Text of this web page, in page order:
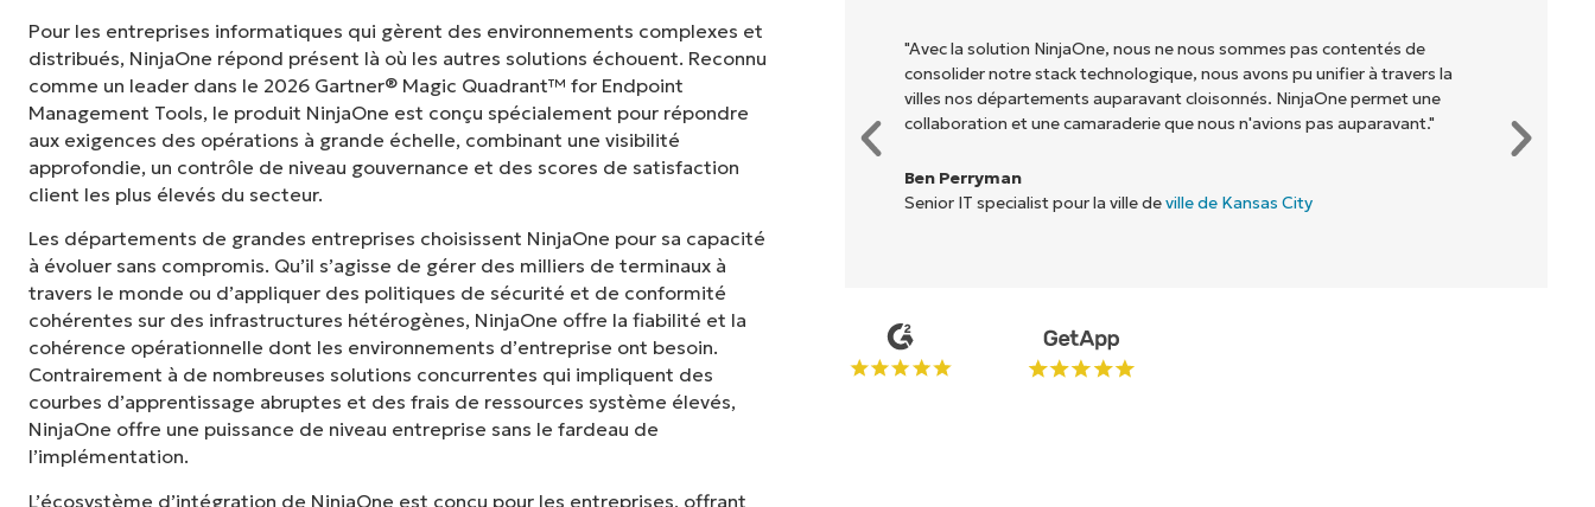
Pour les entreprises informatiques qui gèrent des environnements complexes et
distribués, NinjaOne répond présent là où les autres solutions échouent. Reconnu
comme un leader dans le 2026 Gartner® Magic Quadrant™ for Endpoint
Management Tools, le produit NinjaOne est conçu spécialement pour répondre
aux exigences des opérations à grande échelle, combinant une visibilité
approfondie, un contrôle de niveau gouvernance et des scores de satisfaction
client les plus élevés du secteur.
Les départements de grandes entreprises choisissent NinjaOne pour sa capacité
à évoluer sans compromis. Qu’il s’agisse de gérer des milliers de terminaux à
travers le monde ou d’appliquer des politiques de sécurité et de conformité
cohérentes sur des infrastructures hétérogènes, NinjaOne offre la fiabilité et la
cohérence opérationnelle dont les environnements d’entreprise ont besoin.
Contrairement à de nombreuses solutions concurrentes qui impliquent des
courbes d’apprentissage abruptes et des frais de ressources système élevés,
NinjaOne offre une puissance de niveau entreprise sans le fardeau de
l’implémentation.
L’écosystème d’intégration de NinjaOne est conçu pour les entreprises, offrant
"Auparavant, j'avais besoin de 10 à 15 outils différents pour exécuter ce que
NinjaOne fait dans son panneau de contrôle centralisé." NinjaOne rend la vie
tellement plus facile."
Ernie Turner
Directeur informatique chezVetcor
"Avec la solution NinjaOne, nous ne nous sommes pas contentés de
consolider notre stack technologique, nous avons pu unifier à travers la
villes nos départements auparavant cloisonnés. NinjaOne permet une
collaboration et une camaraderie que nous n'avions pas auparavant."
Ben Perryman
Senior IT specialist pour la ville deville de Kansas City